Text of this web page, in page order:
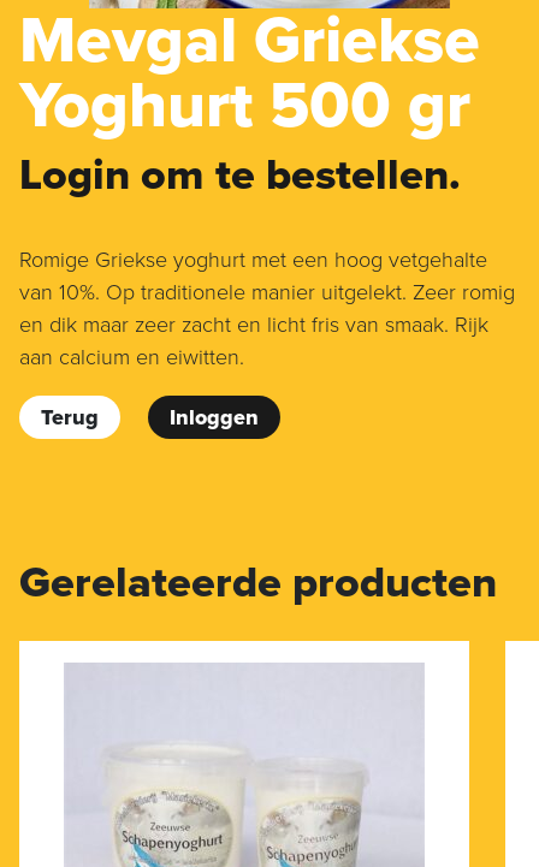
Mevgal Griekse
Yoghurt 500 gr
Login om te bestellen.
Romige Griekse yoghurt met een hoog vetgehalte
van 10%. Op traditionele manier uitgelekt. Zeer romig
en dik maar zeer zacht en licht fris van smaak. Rijk
aan calcium en eiwitten.
Terug Inloggen
Gerelateerde producten